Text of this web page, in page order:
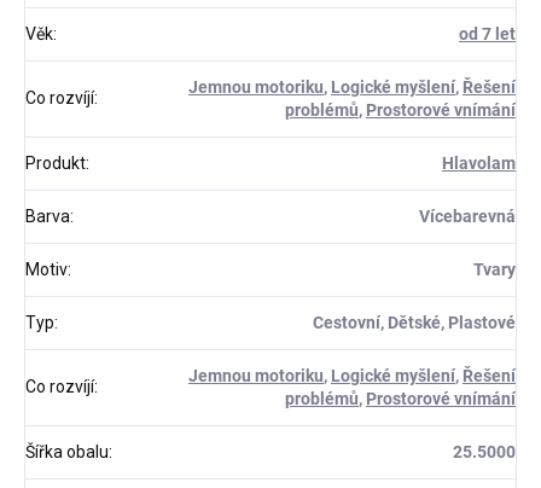
Věk: od 7 let
Co rozvíjí:
Jemnou motoriku, Logické myšlení, Řešení
problémů, Prostorové vnímání
Produkt: Hlavolam
Barva: Vícebarevná
Motiv: Tvary
Typ: Cestovní, Dětské, Plastové
Co rozvíjí:
Jemnou motoriku, Logické myšlení, Řešení
problémů, Prostorové vnímání
Šířka obalu: 25.5000